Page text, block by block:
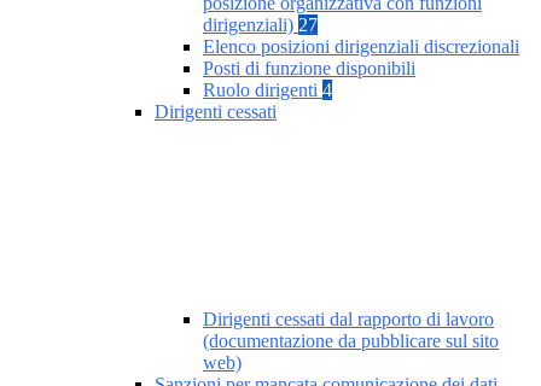
dirigenziali) 27
Elenco posizioni dirigenziali discrezionali
Posti di funzione disponibili
Ruolo dirigenti 4
Dirigenti cessati
Dirigenti cessati dal rapporto di lavoro
(documentazione da pubblicare sul sito
web)